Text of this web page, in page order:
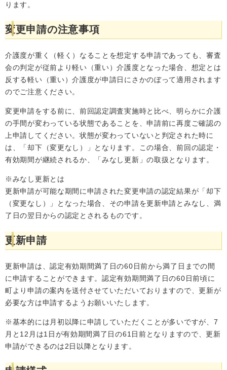
ります。
変更申請の注意事項
介護度が重く（軽く）なることを想定する申請であっても、審査
会の判定が従前より軽い（重い）介護度となった場合、想定とは
反する軽い（重い）介護度が申請日にさかのぼって適用されます
のでご注意ください。
変更申請をする前に、前回認定調査実施時と比べ、明らかに介護
の手間が変わっている状態であることを、申請前に再度ご確認の
上申請してください。状態が変わっていないと判定された時に
は、「却下（変更なし）」となります。この場合、前回の認定・
有効期間が継続されるか、「みなし更新」の取扱となります。
※みなし更新とは
更新申請が可能な期間に申請された変更申請の認定結果が「却下
（変更なし）」となった場合、その申請を更新申請とみなし、満
了日の翌日からの認定とされるものです。
更新申請
更新申請は、認定有効期間満了日の60日前から満了日までの間
に申請することができます。認定有効期間満了日の60日前頃に
町より申請の案内を送付させていただいておりますので、更新が
必要な方は申請するようお願いいたします。
※基本的には月初以降に申請していただくことが多いですが、7
月と12月は1日が有効期間満了日の61日前となりますので、更新
申請ができるのは2日以降となります。